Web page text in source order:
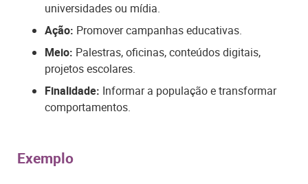
universidades ou mídia.
Ação: Promover campanhas educativas.
Meio: Palestras, oficinas, conteúdos digitais,
projetos escolares.
Finalidade: Informar a população e transformar
comportamentos.
Exemplo